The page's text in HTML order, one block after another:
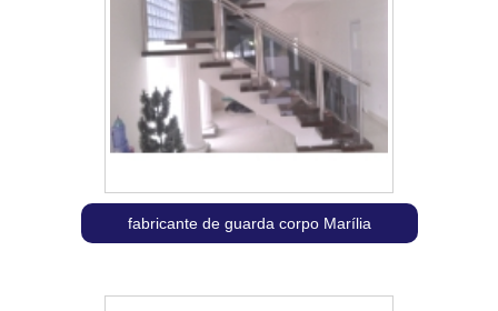
fabricante de guarda corpo Marília